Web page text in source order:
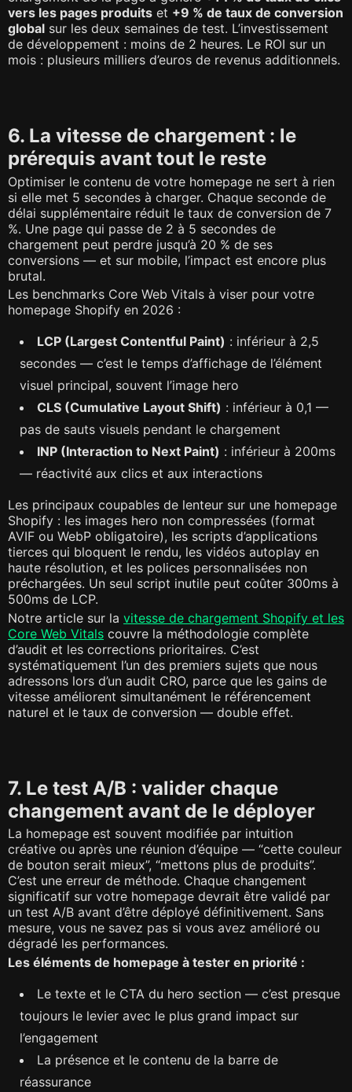
vers les pages produits et +9 % de taux de conversion
global sur les deux semaines de test. L’investissement
de développement : moins de 2 heures. Le ROI sur un
mois : plusieurs milliers d’euros de revenus additionnels.
6. La vitesse de chargement : le
prérequis avant tout le reste
Optimiser le contenu de votre homepage ne sert à rien
si elle met 5 secondes à charger. Chaque seconde de
délai supplémentaire réduit le taux de conversion de 7
%. Une page qui passe de 2 à 5 secondes de
chargement peut perdre jusqu’à 20 % de ses
conversions — et sur mobile, l’impact est encore plus
brutal.
Les benchmarks Core Web Vitals à viser pour votre
homepage Shopify en 2026 :
LCP (Largest Contentful Paint) : inférieur à 2,5
secondes — c’est le temps d’affichage de l’élément
visuel principal, souvent l’image hero
CLS (Cumulative Layout Shift) : inférieur à 0,1 —
pas de sauts visuels pendant le chargement
INP (Interaction to Next Paint) : inférieur à 200ms
— réactivité aux clics et aux interactions
Les principaux coupables de lenteur sur une homepage
Shopify : les images hero non compressées (format
AVIF ou WebP obligatoire), les scripts d’applications
tierces qui bloquent le rendu, les vidéos autoplay en
haute résolution, et les polices personnalisées non
préchargées. Un seul script inutile peut coûter 300ms à
500ms de LCP.
Notre article sur la vitesse de chargement Shopify et les
Core Web Vitals couvre la méthodologie complète
d’audit et les corrections prioritaires. C’est
systématiquement l’un des premiers sujets que nous
adressons lors d’un audit CRO, parce que les gains de
vitesse améliorent simultanément le référencement
naturel et le taux de conversion — double effet.
7. Le test A/B : valider chaque
changement avant de le déployer
La homepage est souvent modifiée par intuition
créative ou après une réunion d’équipe — “cette couleur
de bouton serait mieux”, “mettons plus de produits”.
C’est une erreur de méthode. Chaque changement
significatif sur votre homepage devrait être validé par
un test A/B avant d’être déployé définitivement. Sans
mesure, vous ne savez pas si vous avez amélioré ou
dégradé les performances.
Les éléments de homepage à tester en priorité :
Le texte et le CTA du hero section — c’est presque
toujours le levier avec le plus grand impact sur
l’engagement
La présence et le contenu de la barre de
réassurance